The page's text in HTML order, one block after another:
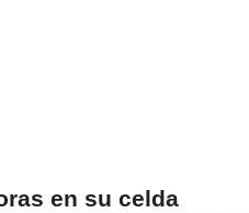
en su celda